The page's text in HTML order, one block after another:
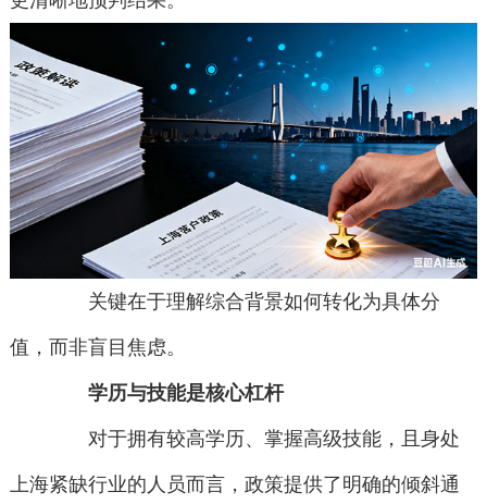
关键在于理解综合背景如何转化为具体分
值，而非盲目焦虑。
学历与技能是核心杠杆
对于拥有较高学历、掌握高级技能，且身处
上海紧缺行业的人员而言，政策提供了明确的倾斜通